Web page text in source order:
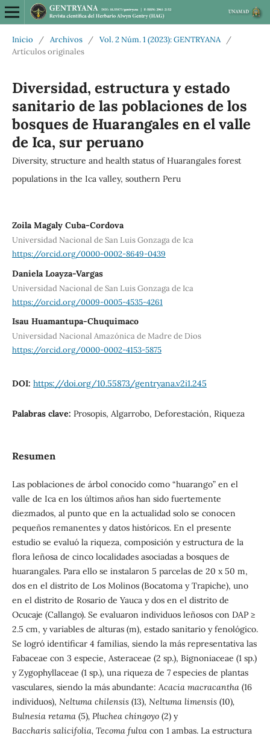
Inicio / Archivos / Vol. 2 Núm. 1 (2023): GENTRYANA
/
Artículos originales
Diversidad, estructura y estado
sanitario de las poblaciones de los
bosques de Huarangales en el valle
de Ica, sur peruano
Diversity, structure and health status of Huarangales forest
populations in the Ica valley, southern Peru
Zoila Magaly Cuba-Cordova
Universidad Nacional de San Luis Gonzaga de Ica
https://orcid.org/0000-0002-8649-0439
Daniela Loayza-Vargas
Universidad Nacional de San Luis Gonzaga de Ica
https://orcid.org/0009-0005-4535-4261
Isau Huamantupa-Chuquimaco
Universidad Nacional Amazónica de Madre de Dios
https://orcid.org/0000-0002-4153-5875
DOI: https://doi.org/10.55873/gentryana.v2i1.245
Palabras clave: Prosopis, Algarrobo, Deforestación, Riqueza
Resumen
Las poblaciones de árbol conocido como “huarango” en el
valle de Ica en los últimos años han sido fuertemente
diezmados, al punto que en la actualidad solo se conocen
pequeños remanentes y datos históricos. En el presente
estudio se evaluó la riqueza, composición y estructura de la
flora leñosa de cinco localidades asociadas a bosques de
huarangales. Para ello se instalaron 5 parcelas de 20 x 50 m,
dos en el distrito de Los Molinos (Bocatoma y Trapiche), uno
en el distrito de Rosario de Yauca y dos en el distrito de
Ocucaje (Callango). Se evaluaron individuos leñosos con DAP ≥
2.5 cm, y variables de alturas (m), estado sanitario y fenológico.
Se logró identificar 4 familias, siendo la más representativa las
Fabaceae con 3 especie, Asteraceae (2 sp.), Bignoniaceae (1 sp.)
y Zygophyllaceae (1 sp.), una riqueza de 7 especies de plantas
vasculares, siendo la más abundante: Acacia macracantha(16
individuos), Neltuma chilensis(13), Neltuma limensis(10),
Bulnesia retama(5), Pluchea chingoyo(2) y
Baccharis salicifolia, Tecoma fulva con 1 ambas. La estructura